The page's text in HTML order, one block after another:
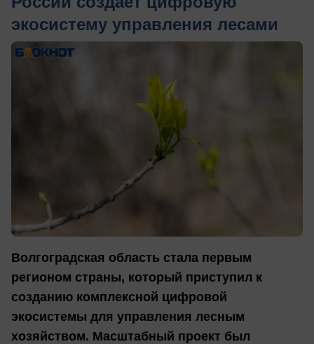
экосистему управления лесами
Волгоградская область стала первым
регионом страны, который приступил к
созданию комплексной цифровой
экосистемы для управления лесным
хозяйством. Масштабный проект был